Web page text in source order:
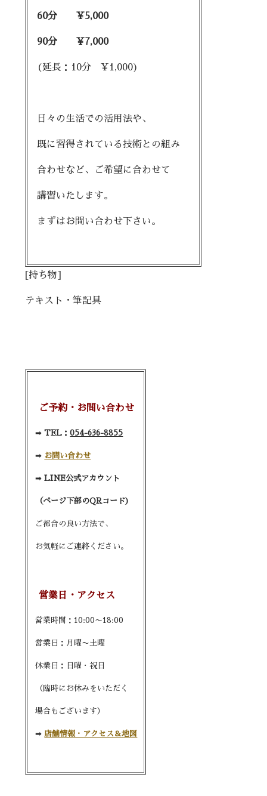
60分 ¥5,000
90分 ¥7,000
(延長：10分 ¥1,000)
日々の生活での活用法や、
既に習得されている技術との組み
合わせなど、ご希望に合わせて
講習いたします。
まずはお問い合わせ下さい。
[持ち物]
テキスト・筆記具
ご予約・お問い合わせ
➡︎TEL：054-636-8855
➡︎ お問い合わせ
➡︎LINE公式アカウント
（ページ下部のQRコード)
ご都合の良い方法で、
お気軽にご連絡ください。
営業日・アクセス
営業時間：10:00〜18:00
営業日：月曜〜土曜
休業日：日曜・祝日
（臨時にお休みをいただく
場合もございます）
➡︎ 店舗情報・アクセス＆地図